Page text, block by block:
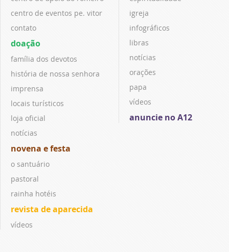
centro de eventos pe. vitor
contato
doação
família dos devotos
história de nossa senhora
imprensa
locais turísticos
loja oficial
notícias
novena e festa
o santuário
pastoral
rainha hotéis
revista de aparecida
vídeos
igreja
infográficos
libras
notícias
orações
papa
vídeos
anuncie no A12